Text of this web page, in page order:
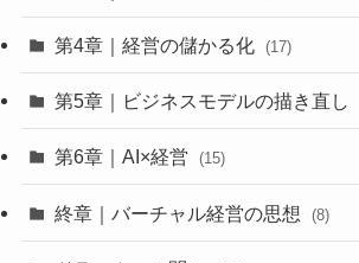
第4章｜経営の儲かる化 (17)
第5章｜ビジネスモデルの描き直し
第6章｜AI×経営 (15)
終章｜バーチャル経営の思想 (8)